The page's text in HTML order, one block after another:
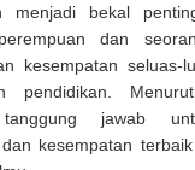
menjadi bekal
dan
kesempatan seluas-
pendidikan.
jawab
kesempatan